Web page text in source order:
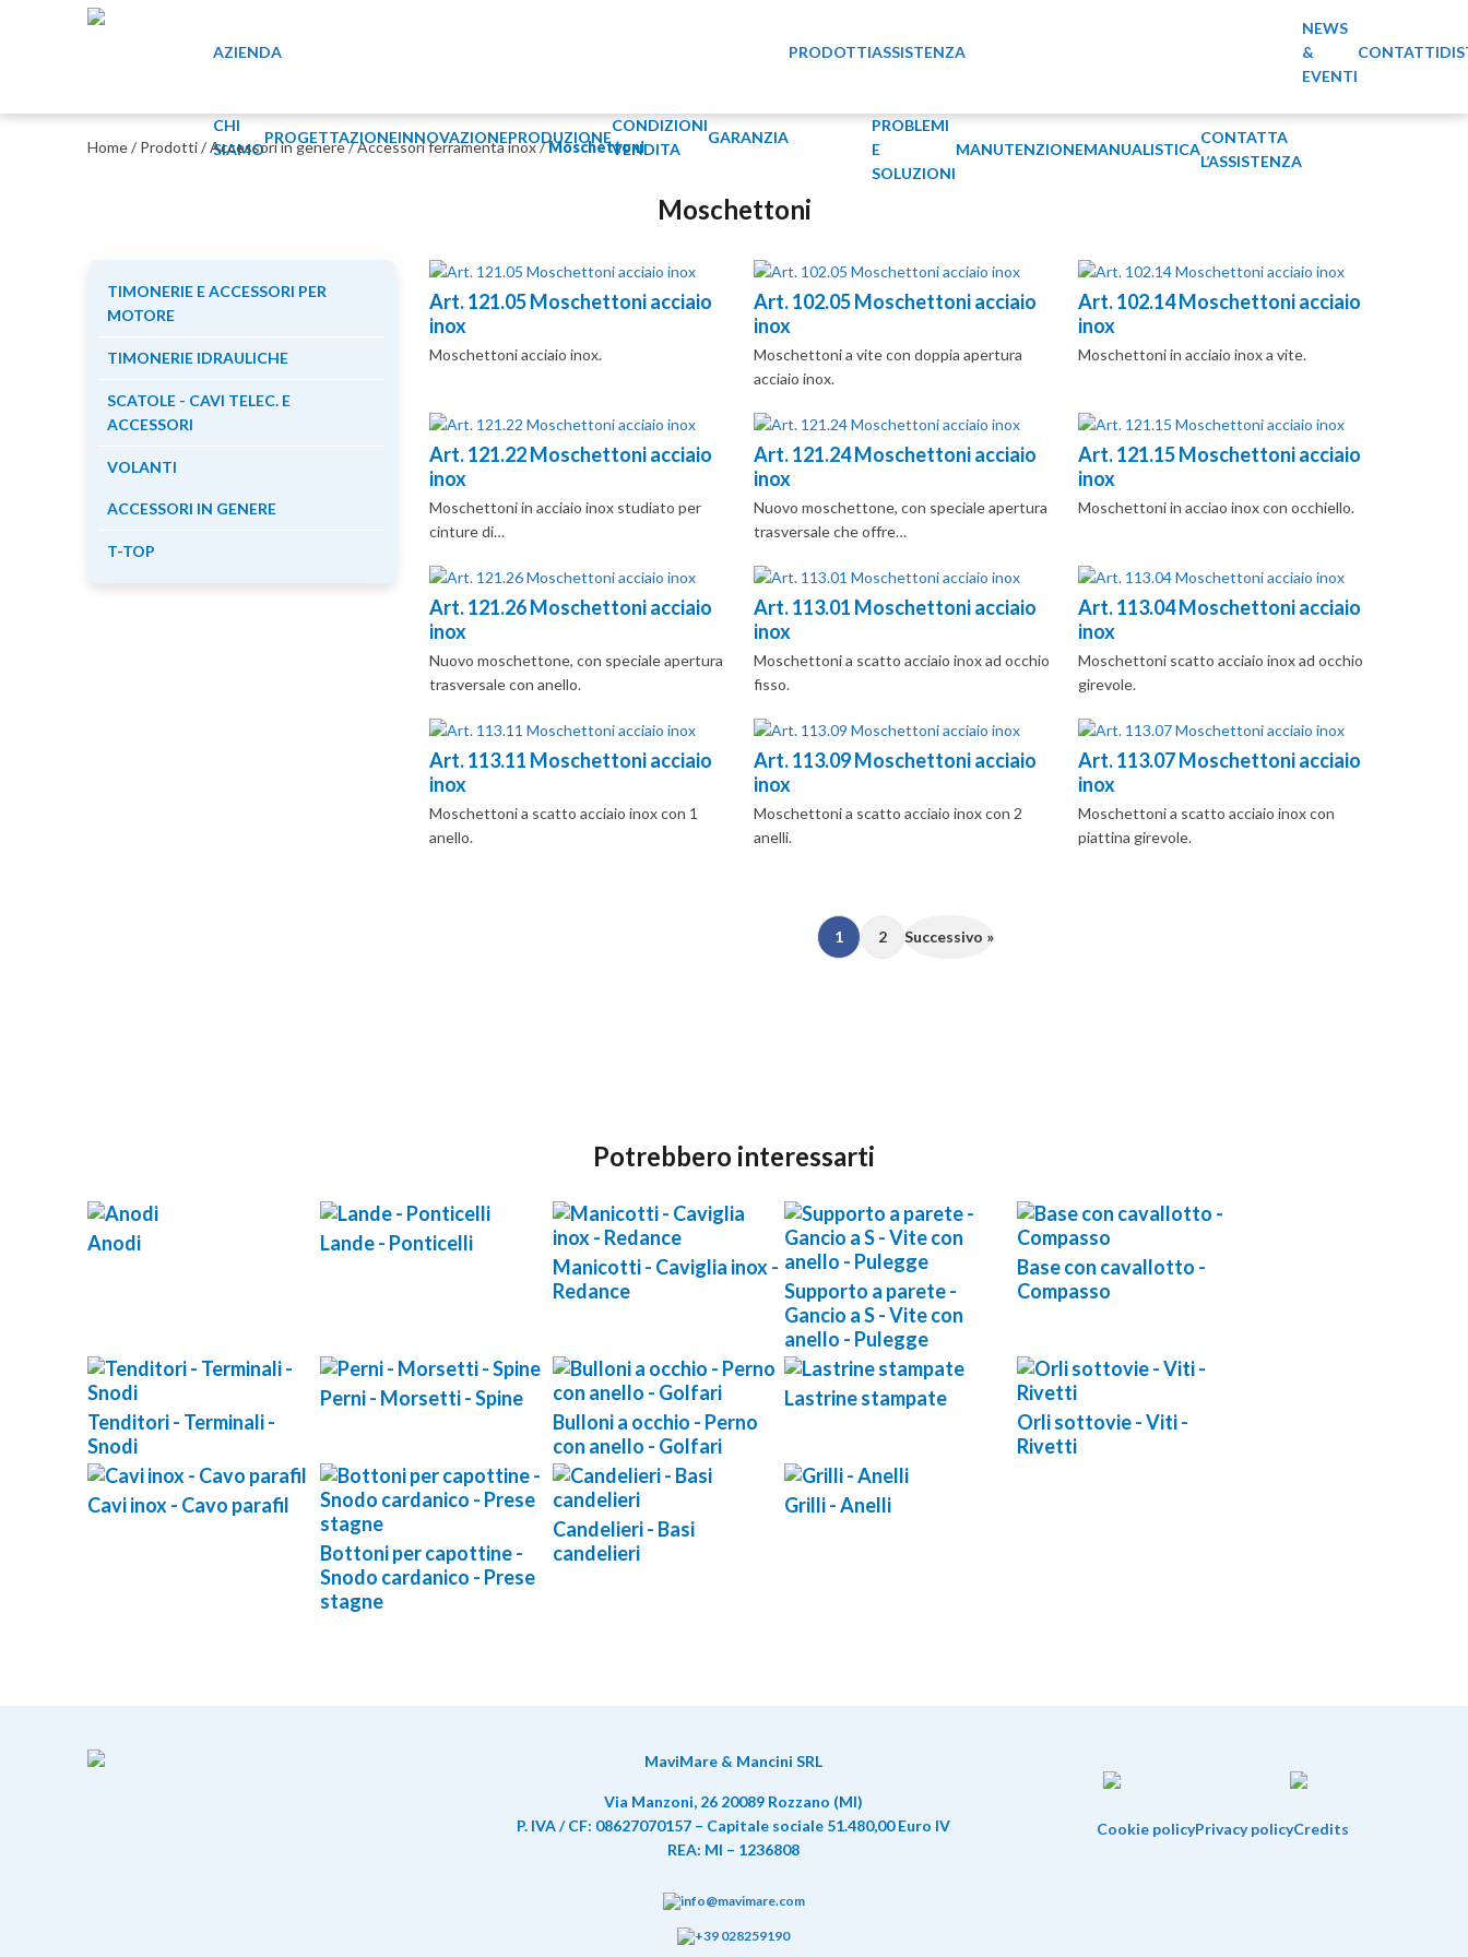
AZIENDA
CHI
SIAMO
PROGETTAZIONEINNOVAZIONEPRODUZIONE
CONDIZIONI
VENDITA
GARANZIA
PRODOTTIASSISTENZA
PROBLEMI
E
SOLUZIONI
MANUTENZIONEMANUALISTICA
CONTATTA
L’ASSISTENZA
NEWS
&
EVENTI
CONTATTI
Home/ Prodotti/Accessori in genere/Accessori ferramenta inox/Moschettoni
Moschettoni
TIMONERIE E ACCESSORI PER
MOTORE
TIMONERIE IDRAULICHE
SCATOLE - CAVI TELEC. E
ACCESSORI
VOLANTI
ACCESSORI IN GENERE
T-TOP
Art. 121.05 Moschettoni acciaio
inox
Moschettoni acciaio inox.
Art. 102.05 Moschettoni acciaio
inox
Moschettoni a vite con doppia apertura
acciaio inox.
Art. 102.14 Moschettoni acciaio
inox
Moschettoni in acciaio inox a vite.
Art. 121.22 Moschettoni acciaio
inox
Moschettoni in acciaio inox studiato per
cinture di…
Art. 121.24 Moschettoni acciaio
inox
Nuovo moschettone, con speciale apertura
trasversale che offre…
Art. 121.15 Moschettoni acciaio
inox
Moschettoni in acciao inox con occhiello.
Art. 121.26 Moschettoni acciaio
inox
Nuovo moschettone, con speciale apertura
trasversale con anello.
Art. 113.01 Moschettoni acciaio
inox
Moschettoni a scatto acciaio inox ad occhio
fisso.
Art. 113.04 Moschettoni acciaio
inox
Moschettoni scatto acciaio inox ad occhio
girevole.
Art. 113.11 Moschettoni acciaio
inox
Moschettoni a scatto acciaio inox con 1
anello.
Art. 113.09 Moschettoni acciaio
inox
Moschettoni a scatto acciaio inox con 2
anelli.
Art. 113.07 Moschettoni acciaio
inox
Moschettoni a scatto acciaio inox con
piattina girevole.
1 2 Successivo »
Potrebbero interessarti
Anodi
Lande - Ponticelli
Manicotti - Caviglia inox -
Redance
Supporto a parete -
Gancio a S - Vite con
anello - Pulegge
Base con cavallotto -
Compasso
Tenditori - Terminali -
Snodi
Perni - Morsetti - Spine
Bulloni a occhio - Perno
con anello - Golfari
Lastrine stampate
Orli sottovie - Viti -
Rivetti
Cavi inox - Cavo parafil
Bottoni per capottine -
Snodo cardanico - Prese
stagne
Candelieri - Basi
candelieri
Grilli - Anelli
MaviMare & Mancini SRL
Via Manzoni, 26 20089 Rozzano (MI)
P. IVA / CF: 08627070157 – Capitale sociale 51.480,00 Euro IV
REA: MI – 1236808
info@mavimare.com
+39 028259190
Cookie policyPrivacy policyCredits